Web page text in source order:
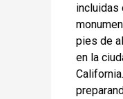
incluidas
pies de
en la